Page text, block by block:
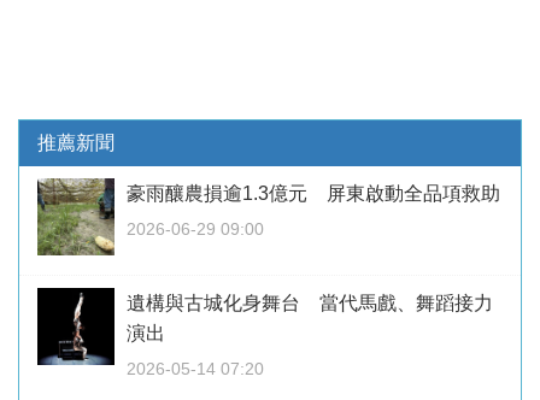
推薦新聞
豪雨釀農損逾1.3億元 屏東啟動全品項救助
2026-06-29 09:00
遺構與古城化身舞台 當代馬戲、舞蹈接力
演出
2026-05-14 07:20